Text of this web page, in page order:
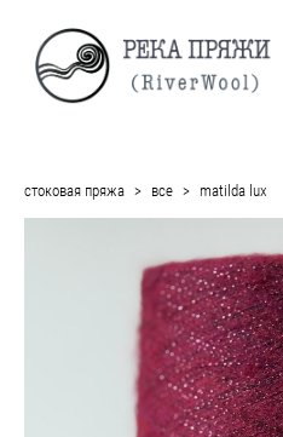
стоковая пряжа > все > matilda lux